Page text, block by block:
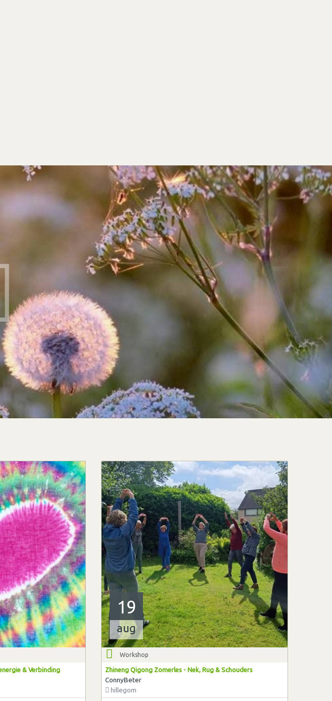
& Verbinding
19
aug
Workshop
Zhineng Qigong Zomerles - Nek, Rug & Schouders
ConnyBeter
hillegom